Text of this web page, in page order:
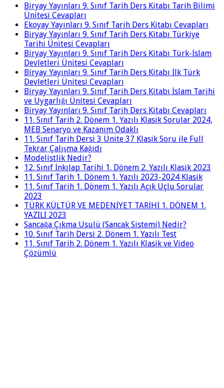
Biryay Yayınları 9. Sınıf Tarih Ders Kitabı Tarih Bilimi
Ünitesi Cevapları
Ekoyay Yayınları 9. Sınıf Tarih Ders Kitabı Cevapları
Biryay Yayınları 9. Sınıf Tarih Ders Kitabı Türkiye
Tarihi Ünitesi Cevapları
Biryay Yayınları 9. Sınıf Tarih Ders Kitabı Türk-İslam
Devletleri Ünitesi Cevapları
Biryay Yayınları 9. Sınıf Tarih Ders Kitabı İlk Türk
Devletleri Ünitesi Cevapları
Biryay Yayınları 9. Sınıf Tarih Ders Kitabı İslam Tarihi
ve Uygarlığı Ünitesi Cevapları
Biryay Yayınları 9. Sınıf Tarih Ders Kitabı Cevapları
11. Sınıf Tarih 2. Dönem 1. Yazılı Klasik Sorular 2024,
MEB Senaryo ve Kazanım Odaklı
11. Sınıf Tarih Dersi 3 Ünite 37 Klasik Soru ile Full
Tekrar Çalışma Kağıdı
Modelistlik Nedir?
12. Sınıf İnkılap Tarihi 1. Dönem 2. Yazılı Klasik 2023
11. Sınıf Tarih 1. Dönem 1. Yazılı 2023-2024 Klasik
11. Sınıf Tarih 1. Dönem 1. Yazılı Açık Uçlu Sorular
2023
TÜRK KÜLTÜR VE MEDENİYET TARİHİ 1. DÖNEM 1.
YAZILI 2023
Sancağa Çıkma Usulü (Sancak Sistemi) Nedir?
10. Sınıf Tarih Dersi 2. Dönem 1. Yazılı Test
11. Sınıf Tarih 2. Dönem 1. Yazılı Klasik ve Video
Çözümlü